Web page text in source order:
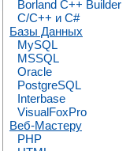
Borland C++ Builder
C/С++ и C#
Базы Данных
MySQL
MSSQL
Oracle
PostgreSQL
Interbase
VisualFoxPro
Веб-Мастеру
PHP